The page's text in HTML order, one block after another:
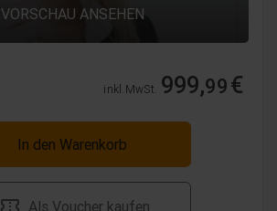
VORSCHAU ANSEHEN
inkl. MwSt. 999,99€
In den Warenkorb
Als Voucher kaufen